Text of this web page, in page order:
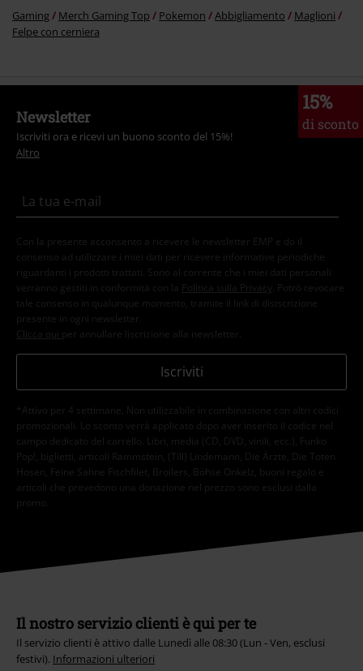
Gaming Merch Gaming Top Pokemon Abbigliamento
Maglioni
Felpe con cerniera
15%
di sconto
Newsletter
Iscriviti ora e ricevi un buono sconto del 15%!
Altro
Con la presente acconsento a ricevere le newsletter EMP e do il
consenso ad utilizzare i miei dati per ricevere informative periodiche
riguardanti i prodotti trattati. Sono al corrente che i miei dati personali
verranno gestiti in conformità con la
Politica sulla Privacy
. Potrò revocare
tale consenso in qualunque momento, tramite il link di disiscrizione
presente in ogni newsletter.
Clicca qui per annullare liscrizione alla newsletter.
Iscriviti
*Attivo per 4 settimane. Non utilizzabile in combinazione con altri codici
promozionali. Lo sconto verrà applicato dopo aver inserito il codice nel
campo dedicato del carrello. Libri, media (CD, DVD, vinili, ecc.), Funko
Pop!, biglietti, articoli Rammstein, (Till) Lindemann, Die Ärzte, Die Toten
Hosen, Feine Sahne Fischfilet, Broilers, Böhse Onkelz, buoni regalo e
articoli che prevedono una donazione nel prezzo sono esclusi dalla
promo.
Il nostro servizio clienti è qui per te
Il servizio clienti è attivo dalle Lunedì alle 08:30 (Lun - Ven, esclusi
festivi). Informazioni ulteriori